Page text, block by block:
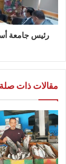
رئيس جامعة
مقالات ذات صلة